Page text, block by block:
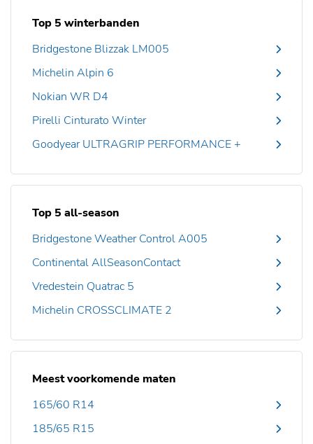
Top 5 winterbanden
Bridgestone Blizzak LM005
Michelin Alpin 6
Nokian WR D4
Pirelli Cinturato Winter
Goodyear ULTRAGRIP PERFORMANCE +
Top 5 all-season
Bridgestone Weather Control A005
Continental AllSeasonContact
Vredestein Quatrac 5
Michelin CROSSCLIMATE 2
Meest voorkomende maten
165/60 R14
185/65 R15